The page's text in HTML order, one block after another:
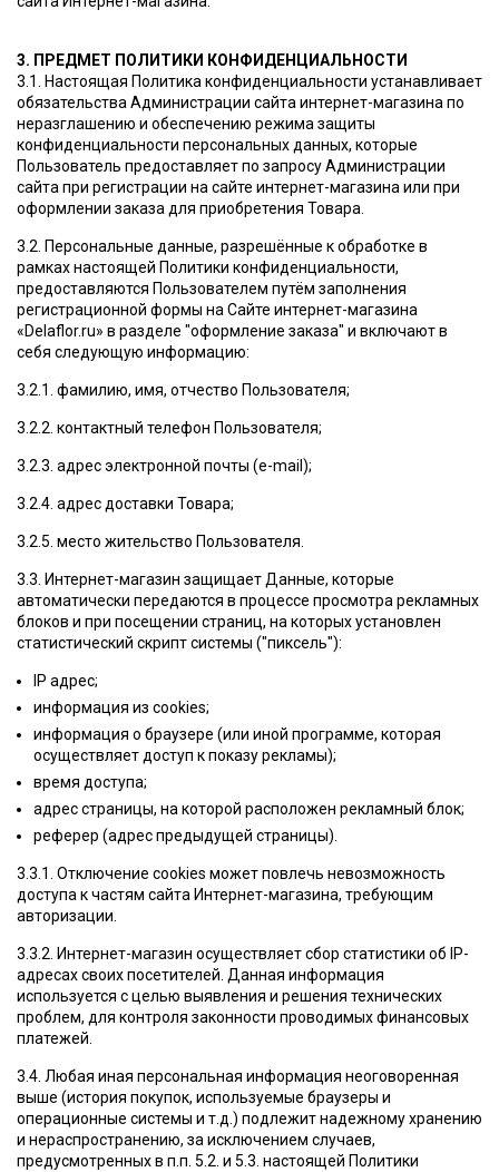
3. ПРЕДМЕТ ПОЛИТИКИ КОНФИДЕНЦИАЛЬНОСТИ
3.1. Настоящая Политика конфиденциальности устанавливает
обязательства Администрации сайта интернет-магазина по
неразглашению и обеспечению режима защиты
конфиденциальности персональных данных, которые
Пользователь предоставляет по запросу Администрации
сайта при регистрации на сайте интернет-магазина или при
оформлении заказа для приобретения Товара.
3.2. Персональные данные, разрешённые к обработке в
рамках настоящей Политики конфиденциальности,
предоставляются Пользователем путём заполнения
регистрационной формы на Сайте интернет-магазина
«Delaflor.ru» в разделе "оформление заказа" и включают в
себя следующую информацию:
3.2.1. фамилию, имя, отчество Пользователя;
3.2.2. контактный телефон Пользователя;
3.2.3. адрес электронной почты (e-mail);
3.2.4. адрес доставки Товара;
3.2.5. место жительство Пользователя.
3.3. Интернет-магазин защищает Данные, которые
автоматически передаются в процессе просмотра рекламных
блоков и при посещении страниц, на которых установлен
статистический скрипт системы ("пиксель"):
IP адрес;
информация из cookies;
информация о браузере (или иной программе, которая
осуществляет доступ к показу рекламы);
время доступа;
адрес страницы, на которой расположен рекламный блок;
реферер (адрес предыдущей страницы).
3.3.1. Отключение cookies может повлечь невозможность
доступа к частям сайта Интернет-магазина, требующим
авторизации.
3.3.2. Интернет-магазин осуществляет сбор статистики об IP-
адресах своих посетителей. Данная информация
используется с целью выявления и решения технических
проблем, для контроля законности проводимых финансовых
платежей.
3.4. Любая иная персональная информация неоговоренная
выше (история покупок, используемые браузеры и
операционные системы и т.д.) подлежит надежному хранению
и нераспространению, за исключением случаев,
предусмотренных в п.п. 5.2. и 5.3. настоящей Политики